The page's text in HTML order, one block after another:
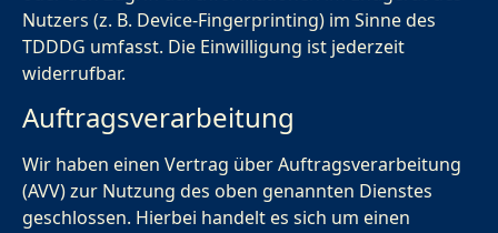
Nutzers (z. B. Device-Fingerprinting) im Sinne des
TDDDG umfasst. Die Einwilligung ist jederzeit
widerrufbar.
Auftragsverarbeitung
Wir haben einen Vertrag über Auftragsverarbeitung
(AVV) zur Nutzung des oben genannten Dienstes
geschlossen. Hierbei handelt es sich um einen